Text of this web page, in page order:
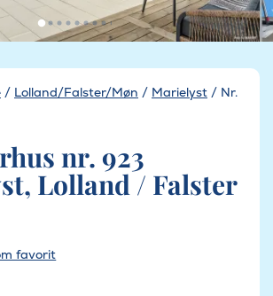
/ Lolland/Falster/Møn / Marielyst / Nr.
nr. 923
Lolland / Falster
favorit